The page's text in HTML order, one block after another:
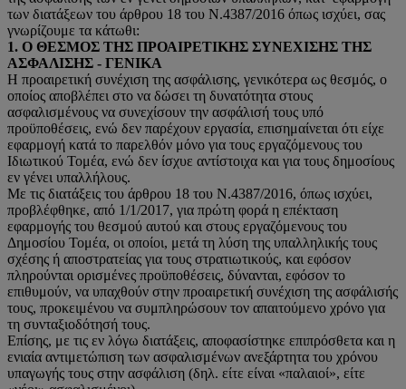
των διατάξεων του άρθρου 18 του Ν.4387/2016 όπως ισχύει, σας
γνωρίζουμε τα κάτωθι:
1. Ο ΘΕΣΜΟΣ ΤΗΣ ΠΡΟΑΙΡΕΤΙΚΗΣ ΣΥΝΕΧΙΣΗΣ ΤΗΣ
ΑΣΦΑΛΙΣΗΣ - ΓΕΝΙΚΑ
Η προαιρετική συνέχιση της ασφάλισης, γενικότερα ως θεσμός, ο
οποίος αποβλέπει στο να δώσει τη δυνατότητα στους
ασφαλισμένους να συνεχίσουν την ασφάλισή τους υπό
προϋποθέσεις, ενώ δεν παρέχουν εργασία, επισημαίνεται ότι είχε
εφαρμογή κατά το παρελθόν μόνο για τους εργαζόμενους του
Ιδιωτικού Τομέα, ενώ δεν ίσχυε αντίστοιχα και για τους δημοσίους
εν γένει υπαλλήλους.
Με τις διατάξεις του άρθρου 18 του Ν.4387/2016, όπως ισχύει,
προβλέφθηκε, από 1/1/2017, για πρώτη φορά η επέκταση
εφαρμογής του θεσμού αυτού και στους εργαζόμενους του
Δημοσίου Τομέα, οι οποίοι, μετά τη λύση της υπαλληλικής τους
σχέσης ή αποστρατείας για τους στρατιωτικούς, και εφόσον
πληρούνται ορισμένες προϋποθέσεις, δύνανται, εφόσον το
επιθυμούν, να υπαχθούν στην προαιρετική συνέχιση της ασφάλισής
τους, προκειμένου να συμπληρώσουν τον απαιτούμενο χρόνο για
τη συνταξιοδότησή τους.
Επίσης, με τις εν λόγω διατάξεις, αποφασίστηκε επιπρόσθετα και η
ενιαία αντιμετώπιση των ασφαλισμένων ανεξάρτητα του χρόνου
υπαγωγής τους στην ασφάλιση (δηλ. είτε είναι «παλαιοί», είτε